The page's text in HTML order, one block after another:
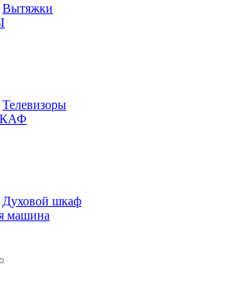
Вытяжки
Телевизоры
Духовой шкаф
машина